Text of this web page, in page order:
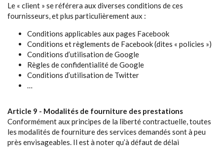
Le « client » se référera aux diverses conditions de ces
fournisseurs, et plus particulièrement aux :
Conditions applicables aux pages Facebook
Conditions et règlements de Facebook (dites « policies »)
Conditions d’utilisation de Google
Règles de confidentialité de Google
Conditions d’utilisation de Twitter
…
Article 9 - Modalités de fourniture des prestations
Conformément aux principes de la liberté contractuelle, toutes
les modalités de fourniture des services demandés sont à peu
près envisageables. Il est à noter qu’à défaut de délai